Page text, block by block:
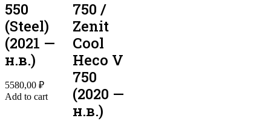
550
(Steel)
(2021 —
н.в.)
5580,00 ₽
Add to cart
750 /
Zenit
Cool
Heco V
750
(2020 —
н.в.)